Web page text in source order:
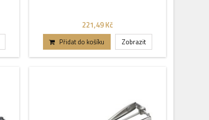
221,49 Kč
Přidat do košíku Zobrazit